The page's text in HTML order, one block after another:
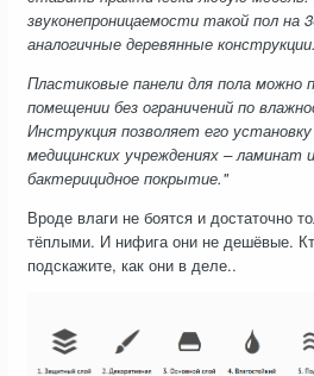
звуконепроницаемости такой пол на
аналогичные деревянные конструкции.
Пластиковые панели для пола можно
помещении без ограничений по
Инструкция позволяет его
медицинских учреждениях –
бактерицидное покрытие."
Вроде влаги не боятся и достаточно
тёплыми. И нифига они не дешёвые.
подскажите, как они в деле..